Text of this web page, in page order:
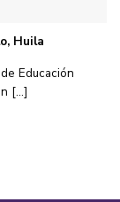
Huila
Educación
[...]